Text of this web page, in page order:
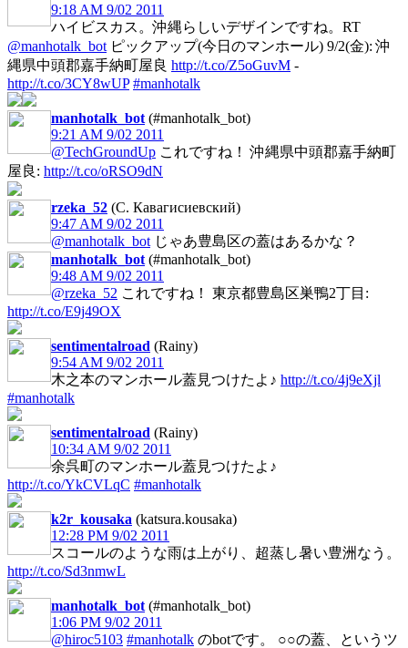
9:18 AM 9/02 2011
ハイビスカス。沖縄らしいデザインですね。RT
@manhotalk_bot ピックアップ(今日のマンホール) 9/2(金): 沖
縄県中頭郡嘉手納町屋良 http://t.co/Z5oGuvM -
http://t.co/3CY8wUP #manhotalk
manhotalk_bot (#manhotalk_bot)
9:21 AM 9/02 2011
@TechGroundUp これですね！ 沖縄県中頭郡嘉手納町
屋良: http://t.co/oRSO9dN
rzeka_52 (С. Кавагисиевский)
9:47 AM 9/02 2011
@manhotalk_bot じゃあ豊島区の蓋はあるかな？
manhotalk_bot (#manhotalk_bot)
9:48 AM 9/02 2011
@rzeka_52 これですね！ 東京都豊島区巣鴨2丁目:
http://t.co/E9j49OX
sentimentalroad (Rainy)
9:54 AM 9/02 2011
木之本のマンホール蓋見つけたよ♪ http://t.co/4j9eXjl
#manhotalk
sentimentalroad (Rainy)
10:34 AM 9/02 2011
余呉町のマンホール蓋見つけたよ♪
http://t.co/YkCVLqC #manhotalk
k2r_kousaka (katsura.kousaka)
12:28 PM 9/02 2011
スコールのような雨は上がり、超蒸し暑い豊洲なう。
http://t.co/Sd3nmwL
manhotalk_bot (#manhotalk_bot)
1:06 PM 9/02 2011
@hiroc5103 #manhotalk のbotです。 ○○の蓋、というツ